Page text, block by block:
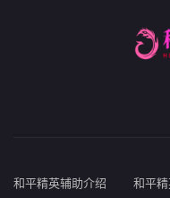
和平精英辅助介绍 和平